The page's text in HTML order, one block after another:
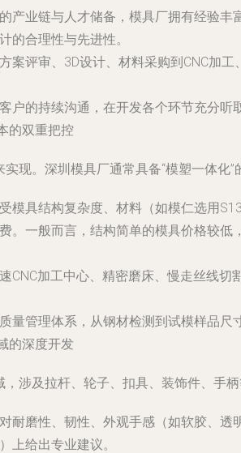
产业链与人才储备，模具厂拥有经验
的合理性与先进性。
案评审、3D设计、材料采购到CNC加
户的持续沟通，在开发各个环节充分
的双重把控
现。深圳模具厂通常具备“模塑一体化
模具结构复杂度、材料（如模仁选用
。一般而言，结构简单的模具价格较
CNC加工中心、精密磨床、慢走丝线
量管理体系，从钢材检测到试模样品
的深度开发
涉及拉杆、轮子、扣具、装饰件、手
耐磨性、韧性、外观手感（如软胶、
上给出专业建议。